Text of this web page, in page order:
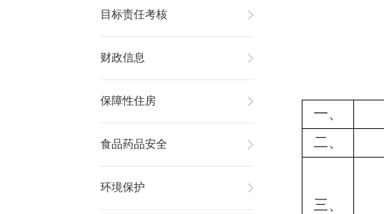
目标责任考核
财政信息
保障性住房
食品药品安全
环境保护
一、
二、
三、